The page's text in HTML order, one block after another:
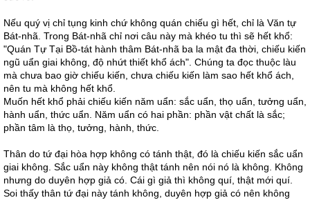
Nếu quý vị chỉ tụng kinh chứ không quán chiếu gì hết, chỉ là Văn tự
Bát-nhã. Trong Bát-nhã chỉ nơi câu này mà khéo tu thì sẽ hết khổ:
"Quán Tự Tại Bồ-tát hành thâm Bát-nhã ba la mật đa thời, chiếu kiến
ngũ uẩn giai không, độ nhứt thiết khổ ách". Chúng ta đọc thuộc làu
mà chưa bao giờ chiếu kiến, chưa chiếu kiến làm sao hết khổ ách,
nên tu mà không hết khổ.
Muốn hết khổ phải chiếu kiến năm uẩn: sắc uẩn, thọ uẩn, tưởng uẩn,
hành uẩn, thức uẩn. Năm uẩn có hai phần: phần vật chất là sắc;
phần tâm là thọ, tưởng, hành, thức.
Thân do tứ đại hòa hợp không có tánh thật, đó là chiếu kiến sắc uẩn
giai không. Sắc uẩn này không thật tánh nên nói nó là không. Không
nhưng do duyên hợp giả có. Cái gì giả thì không quí, thật mới quí.
Soi thấy thân tứ đại này tánh không, duyên hợp giả có nên không